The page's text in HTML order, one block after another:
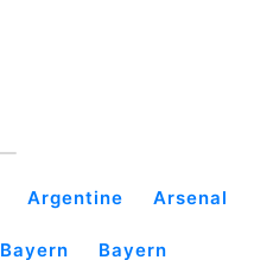
Argentine Arsenal
Bayern Bayern